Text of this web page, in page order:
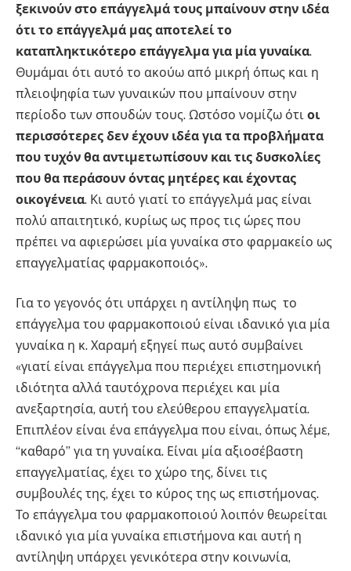
ξεκινούν στο επάγγελμά τους μπαίνουν στην ιδέα
ότι το επάγγελμά μας αποτελεί το
καταπληκτικότερο επάγγελμα για μία γυναίκα.
Θυμάμαι ότι αυτό το ακούω από μικρή όπως και η
πλειοψηφία των γυναικών που μπαίνουν στην
περίοδο των σπουδών τους. Ωστόσο νομίζω ότι οι
περισσότερες δεν έχουν ιδέα για τα προβλήματα
που τυχόν θα αντιμετωπίσουν και τις δυσκολίες
που θα περάσουν όντας μητέρες και έχοντας
οικογένεια. Κι αυτό γιατί το επάγγελμά μας είναι
πολύ απαιτητικό, κυρίως ως προς τις ώρες που
πρέπει να αφιερώσει μία γυναίκα στο φαρμακείο ως
επαγγελματίας φαρμακοποιός».
Για το γεγονός ότι υπάρχει η αντίληψη πως το
επάγγελμα του φαρμακοποιού είναι ιδανικό για μία
γυναίκα η κ. Χαραμή εξηγεί πως αυτό συμβαίνει
«γιατί είναι επάγγελμα που περιέχει επιστημονική
ιδιότητα αλλά ταυτόχρονα περιέχει και μία
ανεξαρτησία, αυτή του ελεύθερου επαγγελματία.
Επιπλέον είναι ένα επάγγελμα που είναι, όπως λέμε,
“καθαρό” για τη γυναίκα. Είναι μία αξιοσέβαστη
επαγγελματίας, έχει το χώρο της, δίνει τις
συμβουλές της, έχει το κύρος της ως επιστήμονας.
Το επάγγελμα του φαρμακοποιού λοιπόν θεωρείται
ιδανικό για μία γυναίκα επιστήμονα και αυτή η
αντίληψη υπάρχει γενικότερα στην κοινωνία,